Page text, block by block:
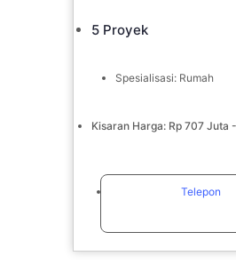
5 Proyek
Spesialisasi: Rumah
Kisaran Harga: Rp 707 Juta
Telepon